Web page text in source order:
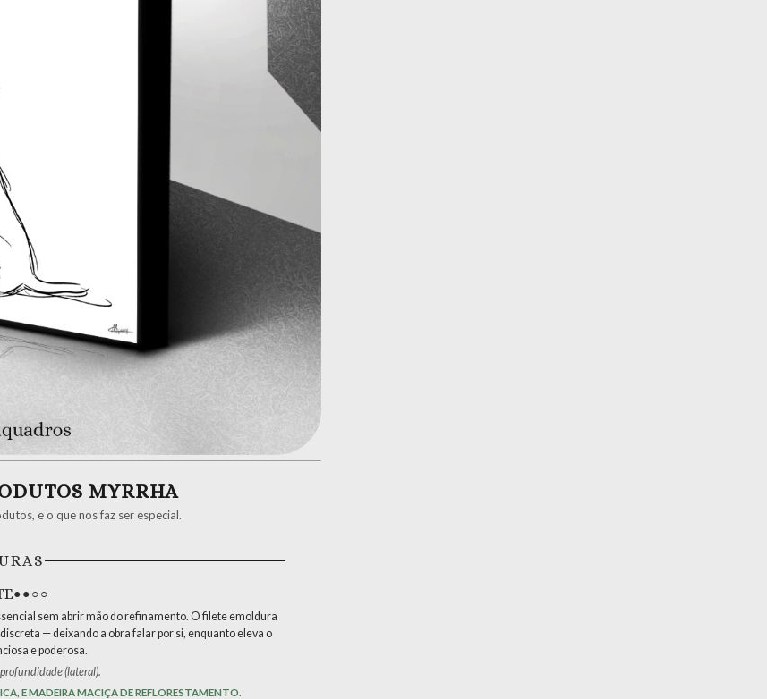
MYRRHA
e o que nos faz ser especial.
●●○○
sem abrir mão do refinamento. O filete emoldura
— deixando a obra falar por si, enquanto eleva o
e poderosa.
(lateral).
E MADEIRA MACIÇA DE REFLORESTAMENTO.